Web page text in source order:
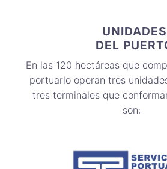
UNIDADES
DEL
En las 120 hectáreas que
portuario operan tres
tres terminales que
son: